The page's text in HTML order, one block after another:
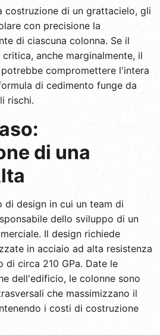
costruzione di un grattacielo, gli
con precisione la
di ciascuna colonna. Se il
anche marginalmente, il
compromettere l'intera
di cedimento funge da
rischi.
di una
di design in cui un team di
dello sviluppo di un
Il design richiede
in acciaio ad alta resistenza
di circa 210 GPa. Date le
dell'edificio, le colonne sono
che massimizzano il
i costi di costruzione